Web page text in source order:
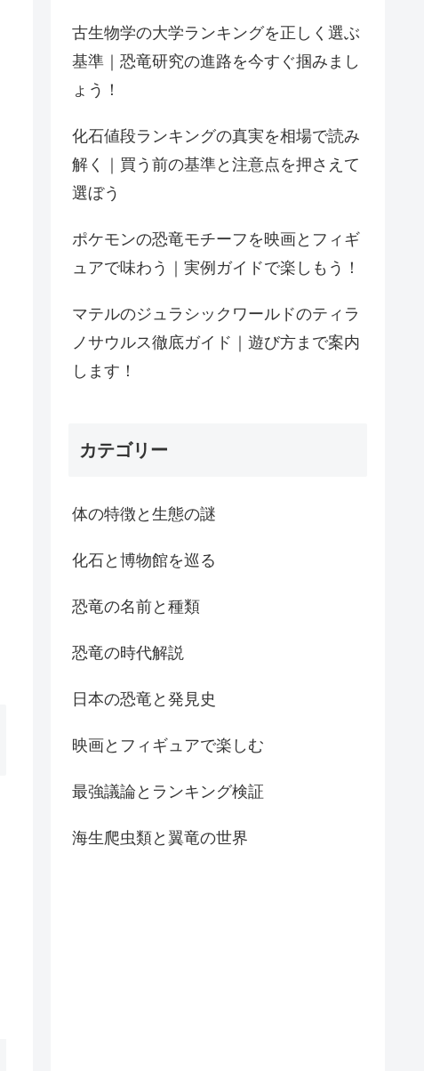
古生物学の大学ランキングを正しく選ぶ
基準｜恐竜研究の進路を今すぐ掴みまし
ょう！
化石値段ランキングの真実を相場で読み
解く｜買う前の基準と注意点を押さえて
選ぼう
ポケモンの恐竜モチーフを映画とフィギ
ュアで味わう｜実例ガイドで楽しもう！
マテルのジュラシックワールドのティラ
ノサウルス徹底ガイド｜遊び方まで案内
します！
カテゴリー
体の特徴と生態の謎
化石と博物館を巡る
恐竜の名前と種類
恐竜の時代解説
日本の恐竜と発見史
映画とフィギュアで楽しむ
最強議論とランキング検証
海生爬虫類と翼竜の世界